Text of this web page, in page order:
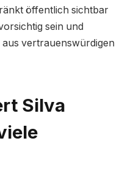
öffentlich sichtbar
sein und
vertrauenswürdigen
Silva